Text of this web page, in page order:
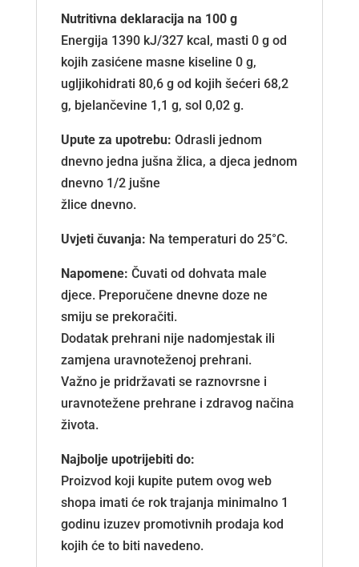
Nutritivna deklaracija na 100 g
Energija 1390 kJ/327 kcal, masti 0 g od
kojih zasićene masne kiseline 0 g,
ugljikohidrati 80,6 g od kojih šećeri 68,2
g, bjelančevine 1,1 g, sol 0,02 g.
Upute za upotrebu: Odrasli jednom
dnevno jedna jušna žlica, a djeca jednom
dnevno 1/2 jušne
žlice dnevno.
Uvjeti čuvanja: Na temperaturi do 25°C.
Napomene: Čuvati od dohvata male
djece. Preporučene dnevne doze ne
smiju se prekoračiti.
Dodatak prehrani nije nadomjestak ili
zamjena uravnoteženoj prehrani.
Važno je pridržavati se raznovrsne i
uravnotežene prehrane i zdravog načina
života.
Najbolje upotrijebiti do:
Proizvod koji kupite putem ovog web
shopa imati će rok trajanja minimalno 1
godinu izuzev promotivnih prodaja kod
kojih će to biti navedeno.